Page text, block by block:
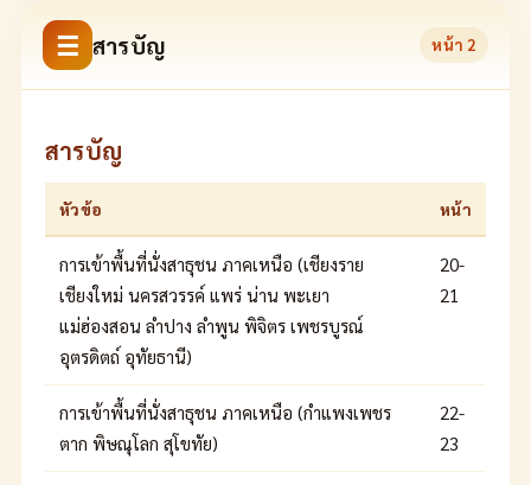
☰ สารบัญ หน้า 2
สารบัญ
หัวข้อ หน้า
การเข้าพื้นที่นั่งสาธุชน ภาคเหนือ (เชียงราย
เชียงใหม่ นครสวรรค์ แพร่ น่าน พะเยา
แม่ฮ่องสอน ลำปาง ลำพูน พิจิตร เพชรบูรณ์
อุตรดิตถ์ อุทัยธานี)
20-
21
การเข้าพื้นที่นั่งสาธุชน ภาคเหนือ (กำแพงเพชร
ตาก พิษณุโลก สุโขทัย)
22-
23